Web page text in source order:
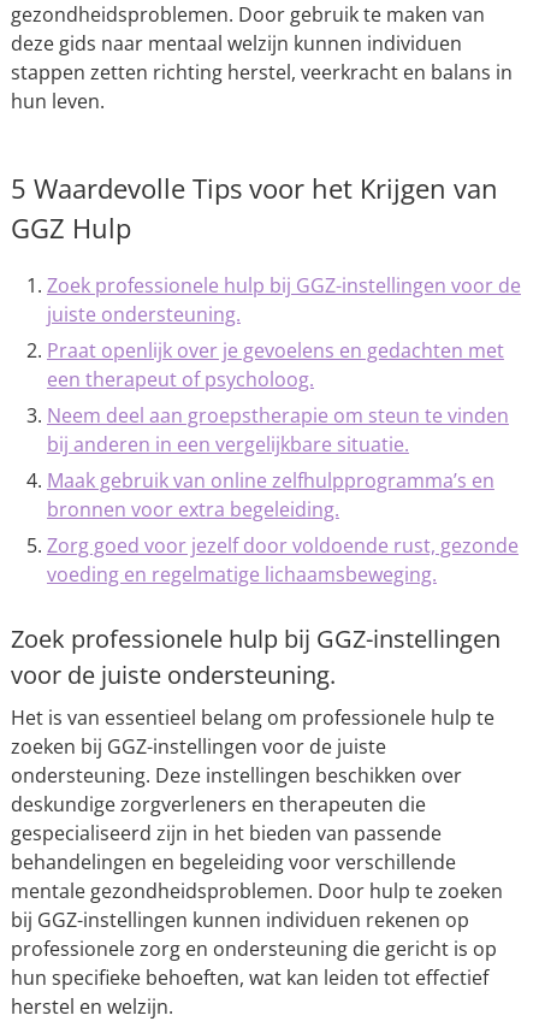
gezondheidsproblemen. Door gebruik te maken van
deze gids naar mentaal welzijn kunnen individuen
stappen zetten richting herstel, veerkracht en balans in
hun leven.
5 Waardevolle Tips voor het Krijgen van
GGZ Hulp
Zoek professionele hulp bij GGZ-instellingen voor de
juiste ondersteuning.
Praat openlijk over je gevoelens en gedachten met
een therapeut of psycholoog.
Neem deel aan groepstherapie om steun te vinden
bij anderen in een vergelijkbare situatie.
Maak gebruik van online zelfhulpprogramma’s en
bronnen voor extra begeleiding.
Zorg goed voor jezelf door voldoende rust, gezonde
voeding en regelmatige lichaamsbeweging.
Zoek professionele hulp bij GGZ-instellingen
voor de juiste ondersteuning.
Het is van essentieel belang om professionele hulp te
zoeken bij GGZ-instellingen voor de juiste
ondersteuning. Deze instellingen beschikken over
deskundige zorgverleners en therapeuten die
gespecialiseerd zijn in het bieden van passende
behandelingen en begeleiding voor verschillende
mentale gezondheidsproblemen. Door hulp te zoeken
bij GGZ-instellingen kunnen individuen rekenen op
professionele zorg en ondersteuning die gericht is op
hun specifieke behoeften, wat kan leiden tot effectief
herstel en welzijn.